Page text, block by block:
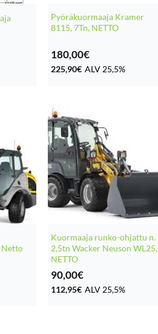
Pyöräkuormaaja Kramer
8115, 7Tn, NETTO
180,00€
225,90€ ALV 25,5%
Netto
Kuormaaja runko-ohjattu n.
2,5tn Wacker Neuson WL25,
NETTO
90,00€
112,95€ ALV 25,5%